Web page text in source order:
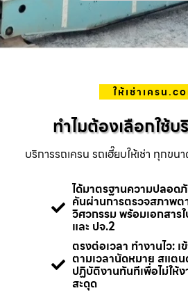
ให้เช่าเครน
ทำไมต้องเลือกใช้บ
บริการรถเครน รถเฮี๊ยบให้เช่า ทุกข
ได้มาตรฐานความปลอด
คันผ่านการตรวจสภาพต
วิศวกรรม พร้อมเอกสาร
และ ปจ.2
ตรงต่อเวลา ทำงานไว: เ
ตามเวลานัดหมาย สแต
ปฏิบัติงานทันทีเพื่อไม่ให้
สะดุด